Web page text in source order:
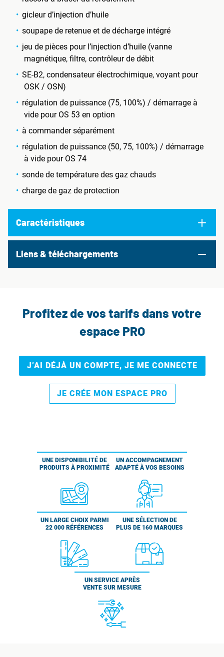
gicleur d’injection d’huile
soupape de retenue et de décharge intégré
jeu de pièces pour l’injection d’huile (vanne
magnétique, filtre, contrôleur de débit
SE-B2, condensateur électrochimique, voyant pour
OSK / OSN)
régulation de puissance (75, 100%) / démarrage à
vide pour OS 53 en option
à commander séparément
régulation de puissance (50, 75, 100%) / démarrage
à vide pour OS 74
sonde de température des gaz chauds
charge de gaz de protection
Caractéristiques
Liens & téléchargements
Profitez de vos tarifs dans votre
espace PRO
J’AI DÉJÀ UN COMPTE, JE ME CONNECTE
JE CRÉE MON ESPACE PRO
UNE DISPONIBILITÉ DE
PRODUITS À PROXIMITÉ
UN ACCOMPAGNEMENT
ADAPTÉ À VOS BESOINS
UN LARGE CHOIX PARMI
22 000 RÉFÉRENCES
UNE SÉLECTION DE
PLUS DE 160 MARQUES
UN SERVICE APRÈS
VENTE SUR MESURE